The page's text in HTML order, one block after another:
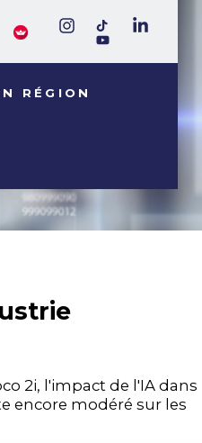
RÉGION
2i, l'impact de l'IA dans
encore modéré sur les